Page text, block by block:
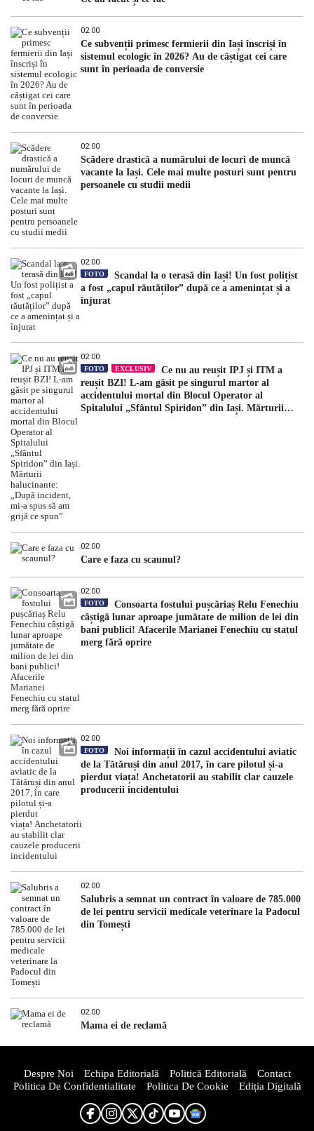
02:00
Ce subvenții primesc fermierii din Iași înscriși în
sistemul ecologic în 2026? Au de câștigat cei care
sunt în perioada de conversie
02:00
Scădere drastică a numărului de locuri de muncă
vacante la Iași. Cele mai multe posturi sunt pentru
persoanele cu studii medii
02:00
FOTO
Scandal la o terasă din Iași! Un fost polițist
a fost „capul răutăților” după ce a amenințat și a
înjurat
02:00
FOTO EXCLUSIV
Ce nu au reușit IPJ și ITM a
reușit BZI! L-am găsit pe singurul martor al
accidentului mortal din Blocul Operator al
Spitalului „Sfântul Spiridon” din Iași. Mărturii
02:00
Care e faza cu scaunul?
02:00
FOTO
Consoarta fostului pușcăriaș Relu Fenechiu
câștigă lunar aproape jumătate de milion de lei din
bani publici! Afacerile Marianei Fenechiu cu statul
merg fără oprire
02:00
FOTO
Noi informații în cazul accidentului aviatic
de la Tătăruși din anul 2017, în care pilotul și-a
pierdut viața! Anchetatorii au stabilit clar cauzele
producerii incidentului
02:00
Salubris a semnat un contract în valoare de 785.000
de lei pentru servicii medicale veterinare la Padocul
din Tomești
02:00
Mama ei de reclamă
Despre Noi Echipa Editorială Politică Editorială
Contact
Politica De Confidentialitate
Politica De Cookie Ediția Digitală